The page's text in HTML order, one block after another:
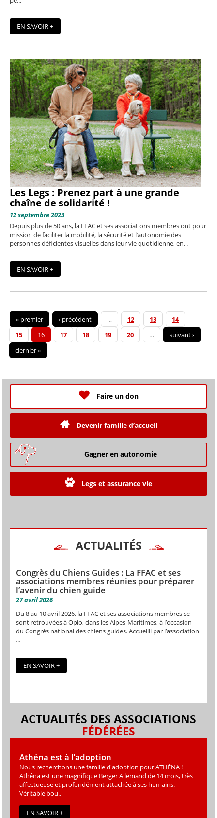
EN SAVOIR +
Les Legs : Prenez part à une grande
chaîne de solidarité !
12 septembre 2023
Depuis plus de 50 ans, la FFAC et ses associations membres ont pour
mission de faciliter la mobilité, la sécurité et l’autonomie des
personnes déficientes visuelles dans leur vie quotidienne, en...
EN SAVOIR +
« premier ‹ précédent … 12 13
14
15
16 17 18 19 20 …
suivant ›
dernier »
Faire un don
Devenir famille d’accueil
Gagner en autonomie
Legs et assurance vie
ACTUALITÉS
Congrès du Chiens Guides : La FFAC et ses
associations membres réunies pour préparer
l’avenir du chien guide
27 avril 2026
Du 8 au 10 avril 2026, la FFAC et ses associations membres se
sont retrouvées à Opio, dans les Alpes-Maritimes, à l’occasion
du Congrès national des chiens guides. Accueilli par l’association
...
EN SAVOIR +
ACTUALITÉS DES ASSOCIATIONS
FÉDÉRÉES
Athéna est à l’adoption
Nous recherchons une famille d'adoption pour ATHÉNA !
Athéna est une magniﬁque Berger Allemand de 14 mois, très
affectueuse et profondément attachée à ses humains.
Véritable bou...
EN SAVOIR +